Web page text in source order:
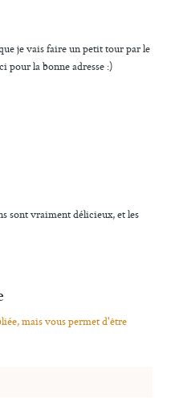
je vais faire un petit tour par le
la bonne adresse :)
sont vraiment délicieux, et les
mais vous permet d'être